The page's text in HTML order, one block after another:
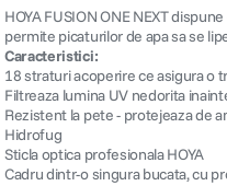
HOYA FUSION ONE NEXT
permite picaturilor de apa sa se
Caracteristici:
18 straturi acoperire ce asigura o
Filtreaza lumina UV nedorita
Rezistent la pete - protejeaza de
Hidrofug
Sticla optica profesionala HOYA
Cadru dintr-o singura bucata, cu